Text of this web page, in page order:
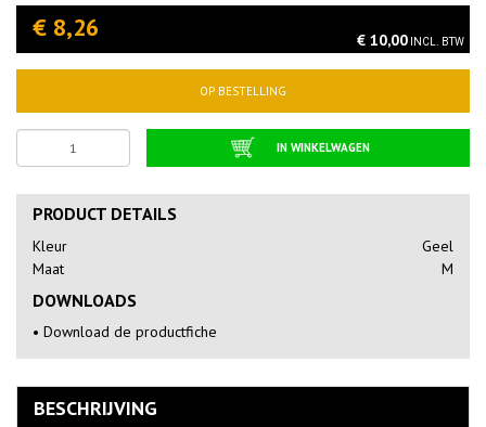
€ 8,26 € 10,00 INCL. BTW
OP BESTELLING
IN WINKELWAGEN
PRODUCT DETAILS
Kleur
Geel
Maat
M
DOWNLOADS
• Download de productfiche
BESCHRIJVING